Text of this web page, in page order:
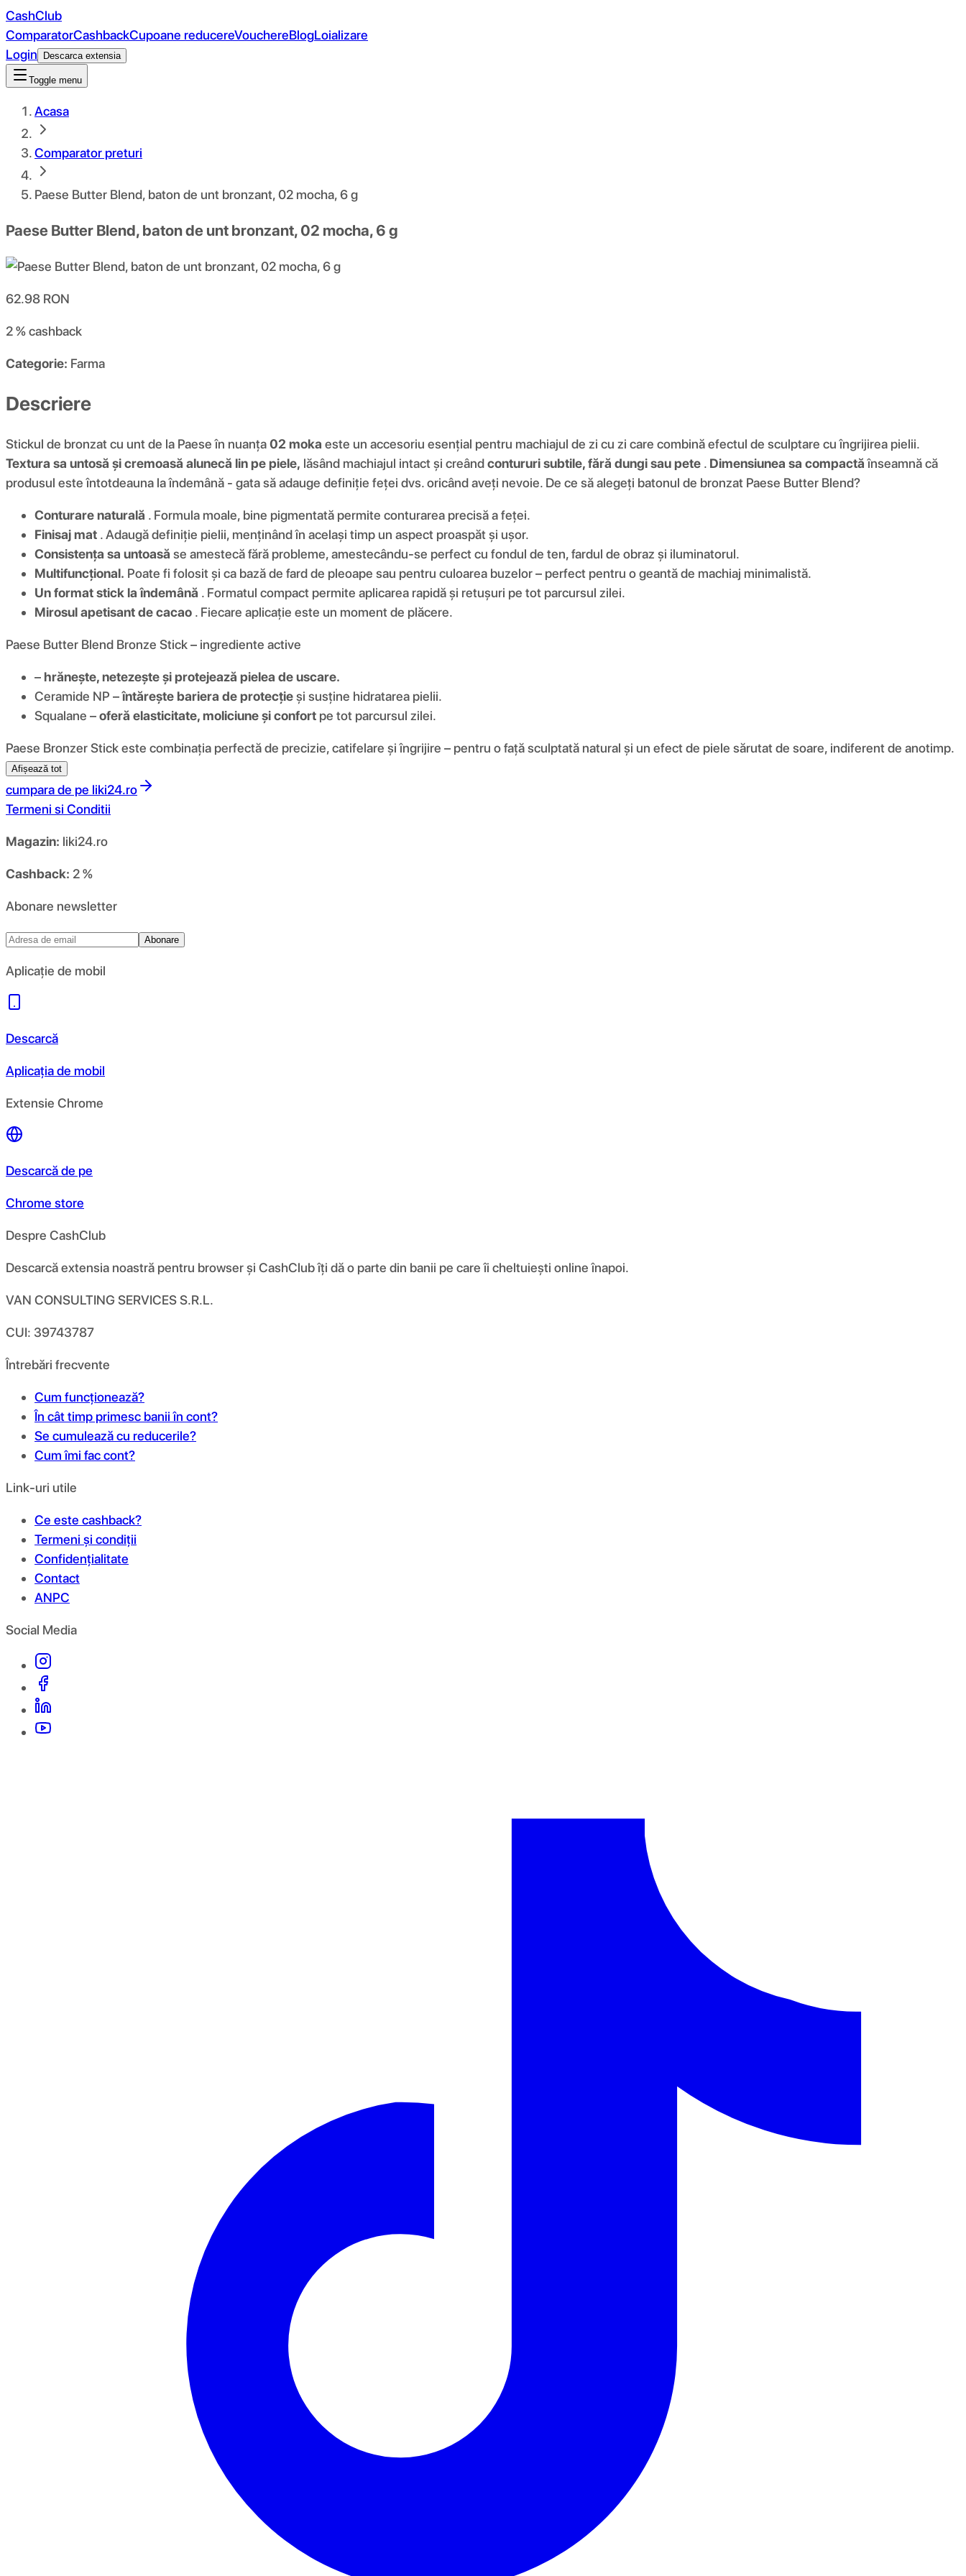
CashClub
ComparatorCashbackCupoane reducereVouchereBlogLoializare
Login
Descarca extensia
Toggle menu
Acasa
Comparator preturi
Paese Butter Blend, baton de unt bronzant, 02 mocha, 6 g
Paese Butter Blend, baton de unt bronzant, 02 mocha, 6 g
62.98 RON
2 %cashback
Categorie: Farma
Descriere
Stickul de bronzat cu unt de la Paese în nuanța02 moka este un accesoriu esențial pentru machiajul de zi cu zi care combină efectul de sculptare cu îngrijirea pielii.
Textura sa untosă și cremoasă alunecă lin pe piele, lăsând machiajul intact și creândcontururi subtile, fără dungi sau pete . Dimensiunea sa compactăînseamnă că
produsul este întotdeauna la îndemână - gata să adauge definiție feței dvs. oricând aveți nevoie. De ce să alegeți batonul de bronzat Paese Butter Blend?
Conturare naturală . Formula moale, bine pigmentată permite conturarea precisă a feței.
Finisaj mat . Adaugă definiție pielii, menținând în același timp un aspect proaspăt și ușor.
Consistența sa untoasă se amestecă fără probleme, amestecându-se perfect cu fondul de ten, fardul de obraz și iluminatorul.
Multifuncțional. Poate fi folosit și ca bază de fard de pleoape sau pentru culoarea buzelor – perfect pentru o geantă de machiaj minimalistă.
Un format stick la îndemână . Formatul compact permite aplicarea rapidă și retușuri pe tot parcursul zilei.
Mirosul apetisant de cacao . Fiecare aplicație este un moment de plăcere.
Paese Butter Blend Bronze Stick – ingrediente active
– hrănește, netezește și protejează pielea de uscare.
Ceramide NP –întărește bariera de protecțieși susține hidratarea pielii.
Squalane –oferă elasticitate, moliciune și confort pe tot parcursul zilei.
Paese Bronzer Stick este combinația perfectă de precizie, catifelare și îngrijire – pentru o față sculptată natural și un efect de piele sărutat de soare, indiferent de anotimp.
Afișează tot
cumpara de pe liki24.ro
Termeni si Conditii
Magazin: liki24.ro
Cashback: 2 %
Abonare newsletter
Abonare
Aplicație de mobil
Descarcă
Aplicația de mobil
Extensie Chrome
Descarcă de pe
Chrome store
Despre CashClub
Descarcă extensia noastră pentru browser și CashClub îți dă o parte din banii pe care îi cheltuiești online înapoi.
VAN CONSULTING SERVICES S.R.L.
CUI: 39743787
Întrebări frecvente
Cum funcționează?
În cât timp primesc banii în cont?
Se cumulează cu reducerile?
Cum îmi fac cont?
Link-uri utile
Ce este cashback?
Termeni și condiții
Confidențialitate
Contact
ANPC
Social Media